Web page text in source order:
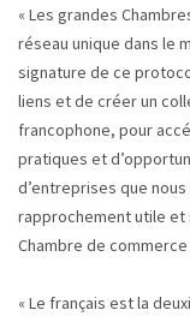
« Les grandes
réseau unique dans le
signature de ce
liens et de créer un
francophone, pour
pratiques et
d’entreprises que
rapprochement utile et
Chambre de
« Le français est la